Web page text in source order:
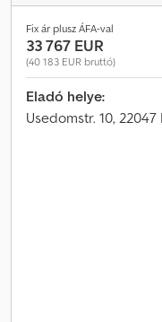
Fix ár plusz ÁFA-val
33 767 EUR
(40 183 EUR bruttó)
Eladó helye:
Usedomstr. 10,